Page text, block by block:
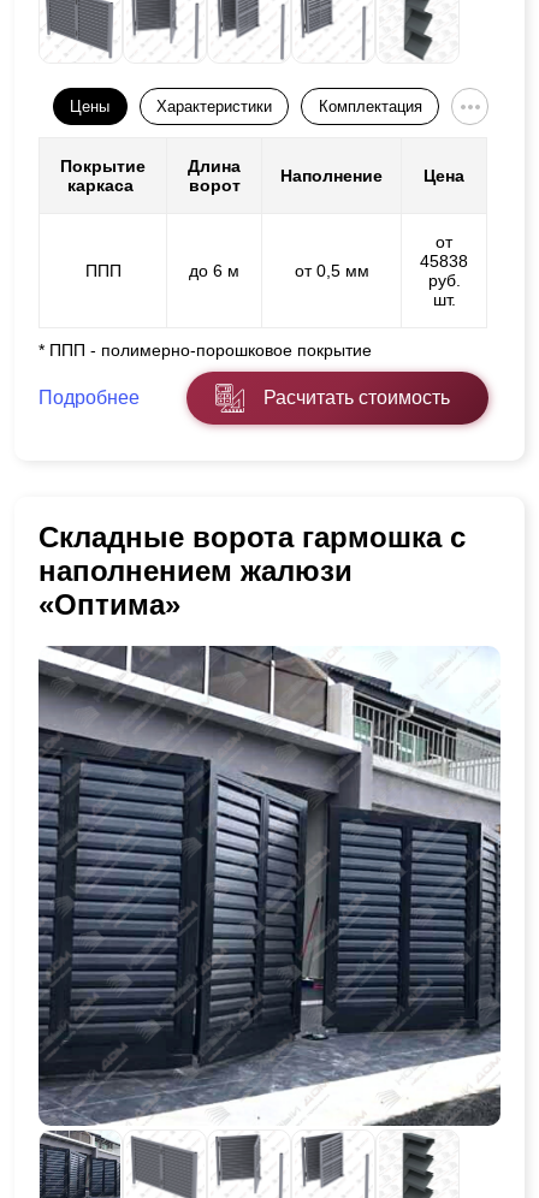
Цены Характеристики Комплектация
Покрытие
каркаса
Длина
ворот
Наполнение Цена
ППП до 6 м от 0,5 мм
от
45838
руб.
шт.
* ППП - полимерно-порошковое покрытие
Подробнее Расчитать стоимость
Складные ворота гармошка с
наполнением жалюзи
«Оптима»